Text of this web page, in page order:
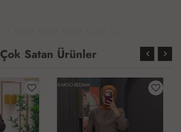
Çok Satan Ürünler
KARGO BEDAVA